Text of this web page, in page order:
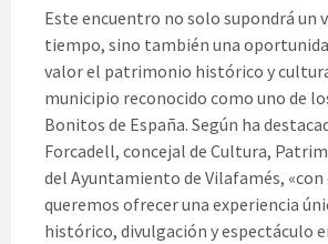
Este encuentro no solo supondrá un
tiempo, sino también una
valor el patrimonio histórico y
municipio reconocido como uno de
Bonitos de España. Según ha
Forcadell, concejal de Cultura,
del Ayuntamiento de Vilafamés,
queremos ofrecer una experiencia
histórico, divulgación y espectáculo